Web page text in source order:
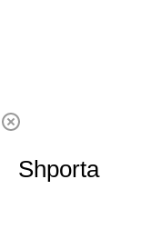
Shporta